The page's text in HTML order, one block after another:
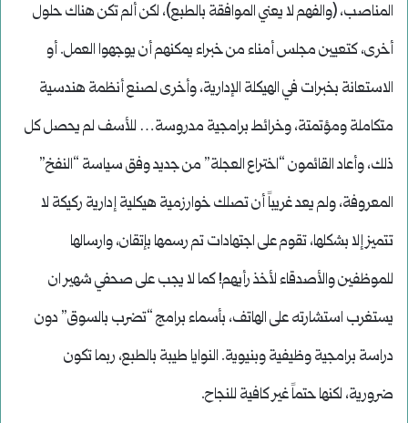
المناصب، (والفهم لا يعني الموافقة بالطبع)، لكن ألم تكن هناك حلول
أخرى، كتعيين مجلس أمناء من خبراء يمكنهم أن يوجهوا العمل. أو
الاستعانة بخبرات في الهيكلة الإدارية، وأخرى لصنع أنظمة هندسية
متكاملة ومؤتمتة، وخرائط برامجية مدروسة… للأسف لم يحصل كل
ذلك، وأعاد القائمون “اختراع العجلة” من جديد وفق سياسة “النفخ”
المعروفة، ولم يعد غريباً أن تصلك خوارزمية هيكلية إدارية ركيكة لا
تتميز إلا بشكلها، تقوم على اجتهادات تم رسمها بإتقان، وارسالها
للموظفين والأصدقاء لأخذ رأيهم! كما لا يجب على صحفي شهير ان
يستغرب استشارته على الهاتف، بأسماء برامج “تضرب بالسوق” دون
دراسة برامجية وظيفية وبنيوية. النوايا طيبة بالطبع، ربما تكون
ضرورية، لكنها حتماً غير كافية للنجاح.